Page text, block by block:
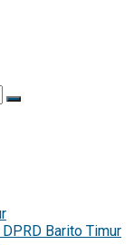
Barito Timur